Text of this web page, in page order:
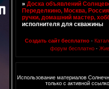
»Доска объявлений
Переделкино, Москва, Россия
ручки, домашний мастер,
исполнителя для скважины
Создать сайт бесплатно ·
форум бесплатно ·
Использование материалов
только с активной